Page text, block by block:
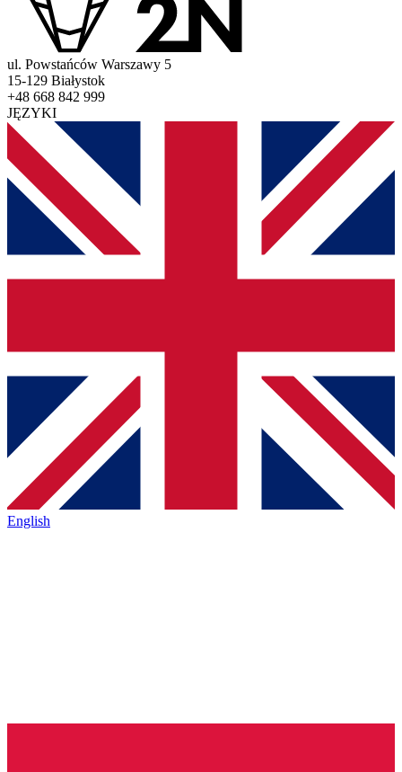
ul. Powstańców Warszawy 5
15-129 Białystok
+48 668 842 999
JĘZYKI
English